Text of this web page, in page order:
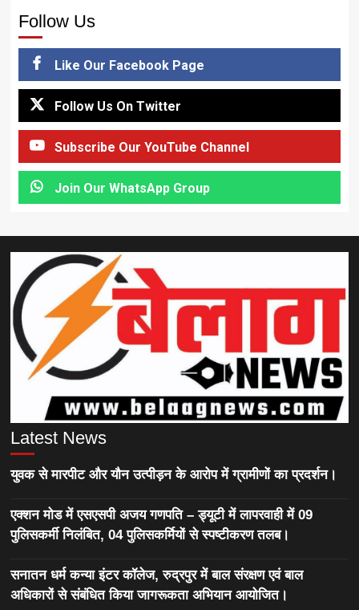
Follow Us
Like Our Facebook Page
Follow Us On Twitter
Subscribe Our YouTube Channel
Join Our WhatsApp Group
Latest News
युवक से मारपीट और यौन उत्पीड़न के आरोप में ग्रामीणों का प्रदर्शन।
एक्शन मोड में एसएसपी अजय गणपति – ड्यूटी में लापरवाही में 09
पुलिसकर्मी निलंबित, 04 पुलिसकर्मियों से स्पष्टीकरण तलब।
सनातन धर्म कन्या इंटर कॉलेज, रुद्रपुर में बाल संरक्षण एवं बाल
अधिकारों से संबंधित किया जागरूकता अभियान आयोजित।